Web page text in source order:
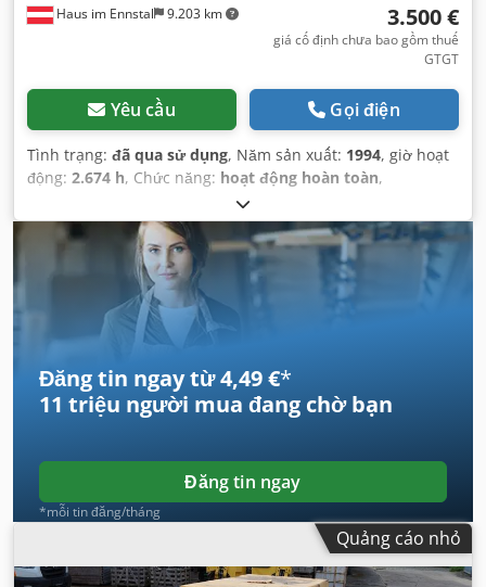
Haus im Ennstal 9.203 km 3.500 €
giá cố định chưa bao gồm thuế
GTGT
Yêu cầu Gọi điện
Tình trạng: đã qua sử dụng, Năm sản xuất: 1994, giờ hoạt
động: 2.674 h, Chức năng: hoạt động hoàn toàn,
Đăng tin ngay từ 4,49 €*
11 triệu người mua đang chờ bạn
Đăng tin ngay
*mỗi tin đăng/tháng
Quảng cáo nhỏ